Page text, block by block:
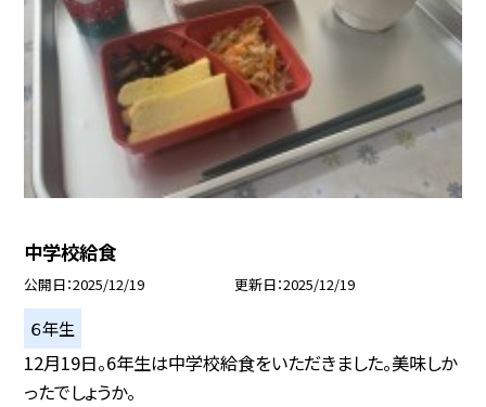
中学校給食
公開日 2025/12/19 更新日 2025/12/19
６年生
12月19日。6年生は中学校給食をいただきました。美味しか
ったでしょうか。